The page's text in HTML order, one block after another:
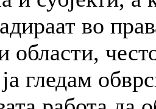
во
области,
гледам